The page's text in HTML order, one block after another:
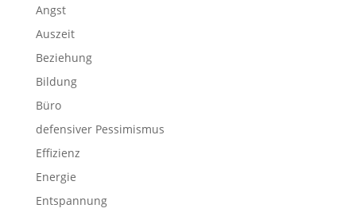
Angst
Auszeit
Beziehung
Bildung
Büro
defensiver Pessimismus
Effizienz
Energie
Entspannung